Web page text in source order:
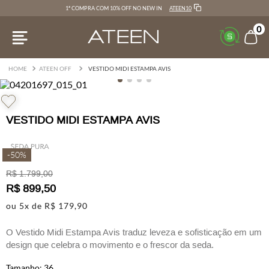
1ª COMPRA COM 10% OFF NO NEW IN ATEEN10
0
ATEEN OFF VESTIDO MIDI ESTAMPA AVIS
VESTIDO MIDI ESTAMPA AVIS
-50%
R$ 1.799,00
R$ 899,50
ou 5x de R$ 179,90
O Vestido Midi Estampa Avis traduz leveza e sofisticação em um
design que celebra o movimento e o frescor da seda.